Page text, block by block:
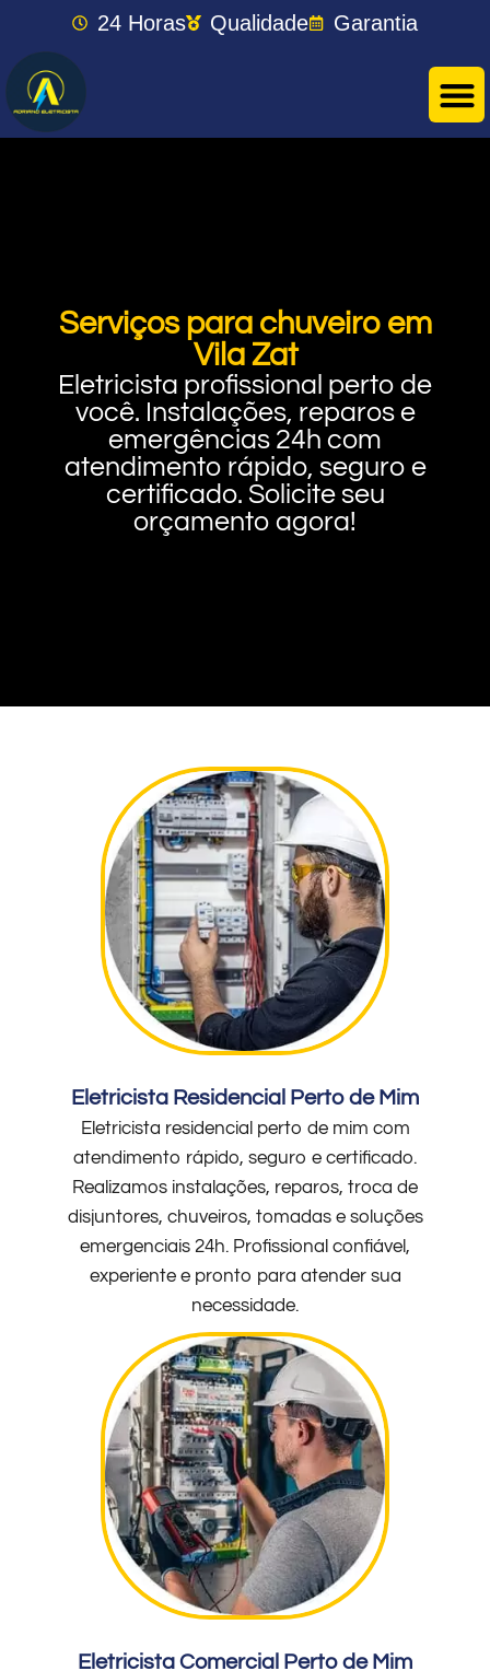
24 Horas Qualidade Garantia
Serviços para chuveiro em
Vila Zat
Eletricista profissional perto de
você. Instalações, reparos e
emergências 24h com
atendimento rápido, seguro e
certificado. Solicite seu
orçamento agora!
Eletricista Residencial Perto de Mim
Eletricista residencial perto de mim com
atendimento rápido, seguro e certificado.
Realizamos instalações, reparos, troca de
disjuntores, chuveiros, tomadas e soluções
emergenciais 24h. Profissional confiável,
experiente e pronto para atender sua
necessidade.
Eletricista Comercial Perto de Mim